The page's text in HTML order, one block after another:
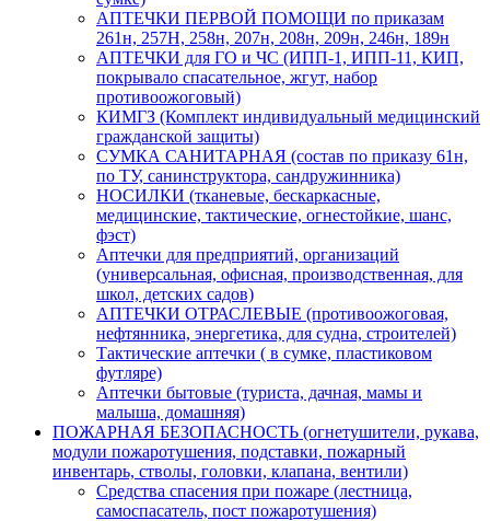
АПТЕЧКИ ПЕРВОЙ ПОМОЩИ по приказам
261н, 257Н, 258н, 207н, 208н, 209н, 246н, 189н
АПТЕЧКИ для ГО и ЧС (ИПП-1, ИПП-11, КИП,
покрывало спасательное, жгут, набор
противоожоговый)
КИМГЗ (Комплект индивидуальный медицинский
гражданской защиты)
СУМКА САНИТАРНАЯ (состав по приказу 61н,
по ТУ, санинструктора, сандружинника)
НОСИЛКИ (тканевые, бескаркасные,
медицинские, тактические, огнестойкие, шанс,
фэст)
Аптечки для предприятий, организаций
(универсальная, офисная, производственная, для
школ, детских садов)
АПТЕЧКИ ОТРАСЛЕВЫЕ (противоожоговая,
нефтянника, энергетика, для судна, строителей)
Тактические аптечки ( в сумке, пластиковом
футляре)
Аптечки бытовые (туриста, дачная, мамы и
малыша, домашняя)
ПОЖАРНАЯ БЕЗОПАСНОСТЬ (огнетушители, рукава,
модули пожаротушения, подставки, пожарный
инвентарь, стволы, головки, клапана, вентили)
Средства спасения при пожаре (лестница,
самоспасатель, пост пожаротушения)